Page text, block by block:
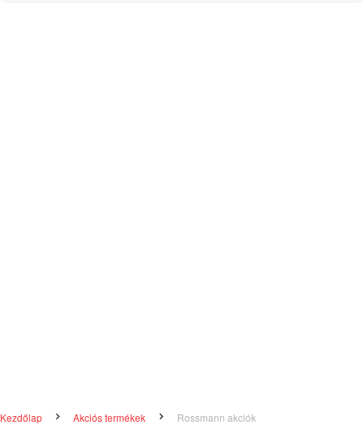
Kezdőlap Akciós termékek Rossmann akciók